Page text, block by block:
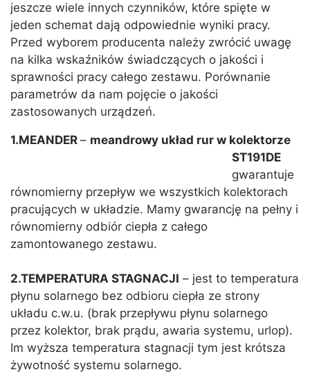
jeszcze wiele innych czynników, które spięte w
jeden schemat dają odpowiednie wyniki pracy.
Przed wyborem producenta należy zwrócić uwagę
na kilka wskaźników świadczących o jakości i
sprawności pracy całego zestawu. Porównanie
parametrów da nam pojęcie o jakości
zastosowanych urządzeń.
1.MEANDER – meandrowy układ rur w kolektorze
ST191DE
gwarantuje
równomierny przepływ we wszystkich kolektorach
pracujących w układzie. Mamy gwarancję na pełny i
równomierny odbiór ciepła z całego
zamontowanego zestawu.
2.TEMPERATURA STAGNACJI – jest to temperatura
płynu solarnego bez odbioru ciepła ze strony
układu c.w.u. (brak przepływu płynu solarnego
przez kolektor, brak prądu, awaria systemu, urlop).
Im wyższa temperatura stagnacji tym jest krótsza
żywotność systemu solarnego.